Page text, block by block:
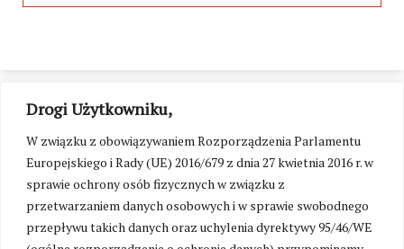
Drogi Użytkowniku,
W związku z obowiązywaniem Rozporządzenia Parlamentu
Europejskiego i Rady (UE) 2016/679 z dnia 27 kwietnia 2016 r. w
sprawie ochrony osób fizycznych w związku z
przetwarzaniem danych osobowych i w sprawie swobodnego
przepływu takich danych oraz uchylenia dyrektywy 95/46/WE